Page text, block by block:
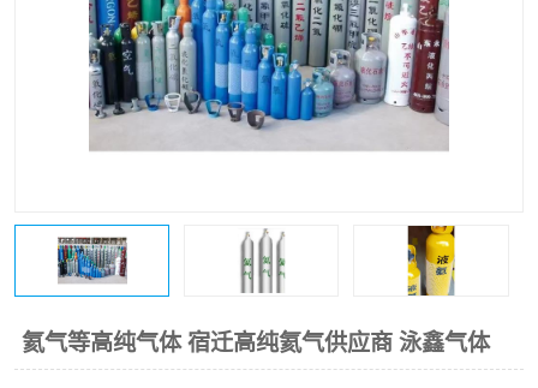
氦气等高纯气体 宿迁高纯氦气供应商 泳鑫气体